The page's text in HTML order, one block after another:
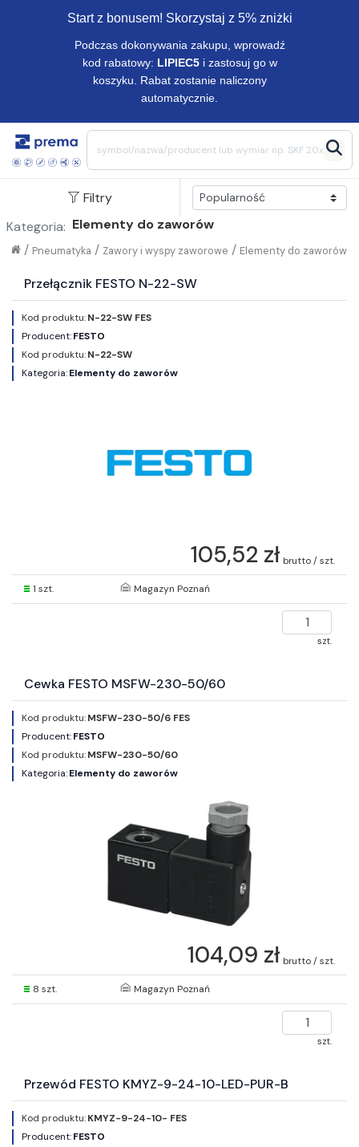
Start z bonusem! Skorzystaj z 5% zniżki
Podczas dokonywania zakupu, wprowadź
kod rabatowy: LIPIEC5 i zastosuj go w
koszyku. Rabat zostanie naliczony
automatycznie.
Filtry
Kategoria: Elementy do zaworów
Elementy do zaworów
/
Zawory i wyspy zaworowe
/
Pneumatyka
/
Przełącznik FESTO N-22-SW
Kod produktu:N-22-SW FES
Producent:FESTO
Kod produktu:N-22-SW
Kategoria:Elementy do zaworów
105,52 zł brutto / szt.
1 szt. Magazyn Poznań
szt.
Cewka FESTO MSFW-230-50/60
Kod produktu:MSFW-230-50/6 FES
Producent:FESTO
Kod produktu:MSFW-230-50/60
Kategoria:Elementy do zaworów
104,09 zł brutto / szt.
8 szt. Magazyn Poznań
szt.
Przewód FESTO KMYZ-9-24-10-LED-PUR-B
Kod produktu:KMYZ-9-24-10- FES
Producent:FESTO